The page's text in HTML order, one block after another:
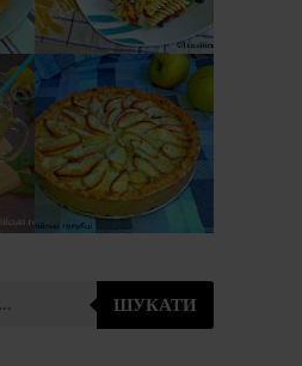
ІТАЛІЙСЬКИЙ
ЯБЛУЧНИЙ
ПИРІГ
(CROSTATA DI
MELE CON
CREMA AL
LIMONE)
ШУКАТИ